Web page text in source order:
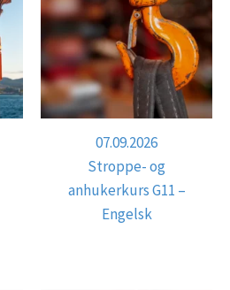
07.09.2026
Stroppe- og
anhukerkurs G11 –
Engelsk